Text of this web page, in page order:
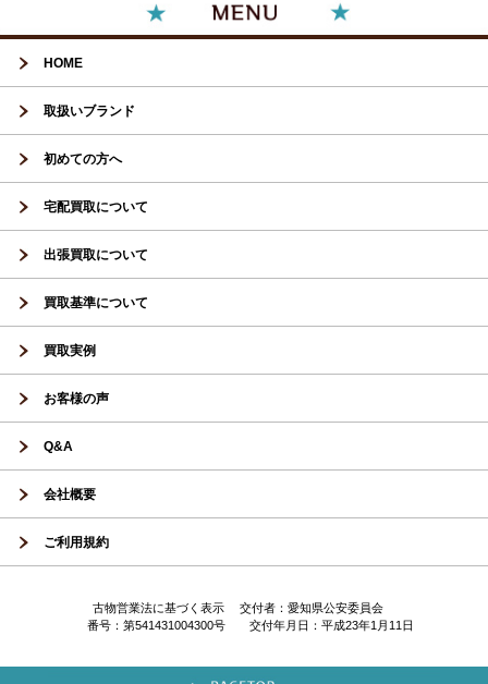
HOME
取扱いブランド
初めての方へ
宅配買取について
出張買取について
買取基準について
買取実例
お客様の声
Q&A
会社概要
ご利用規約
古物営業法に基づく表示 交付者：愛知県公安委員会
番号：第541431004300号 交付年月日：平成23年1月11日